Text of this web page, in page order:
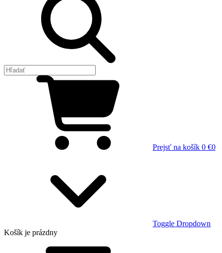
Prejsť na košík 0 €0
Toggle Dropdown
Košík je prázdny